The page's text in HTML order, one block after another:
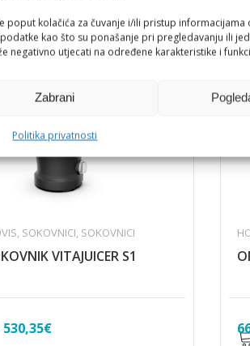
kolačića za čuvanje i/ili pristup informacijama
kao što su ponašanje pri pregledavanju ili
negativno utjecati na određene karakteristike i
Zabrani
Politika privatnosti
530,35€Raspon
, SOKOVNICI, SOKOVNICI
VITAJUICER S1